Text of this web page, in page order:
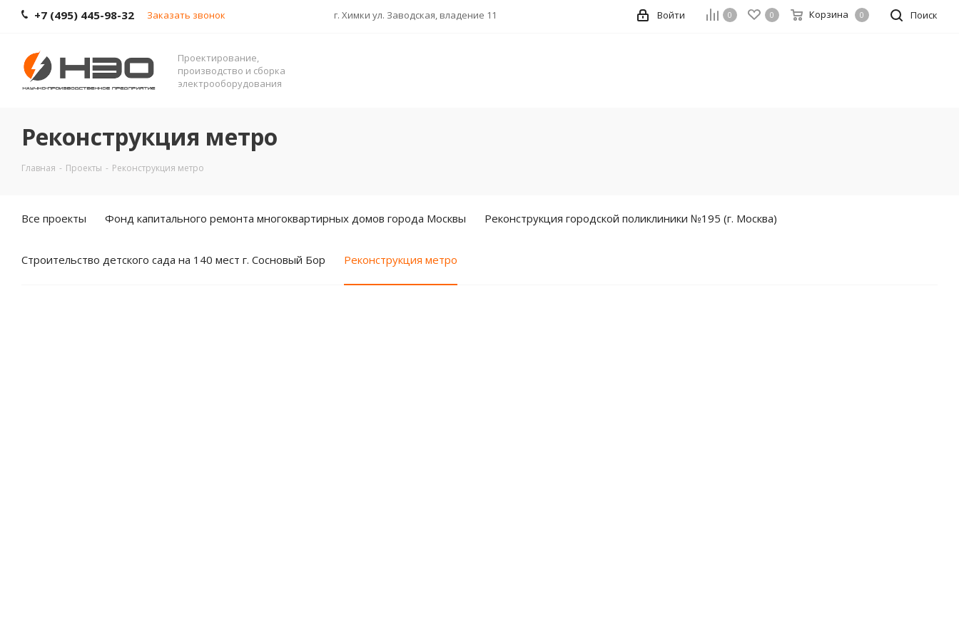
+7 (495) 445-98-32 Заказать звонок г. Химки ул. Заводская, владение 11 Поиск
0 0 Корзина 0
Войти
Проектирование,
производство и сборка
электрооборудования
Реконструкция метро
Главная - Проекты - Реконструкция метро
Все проекты Фонд капитального ремонта многоквартирных домов города Москвы Реконструкция городской поликлиники №195 (г. Москва)
Строительство детского сада на 140 мест г. Сосновый Бор Реконструкция метро